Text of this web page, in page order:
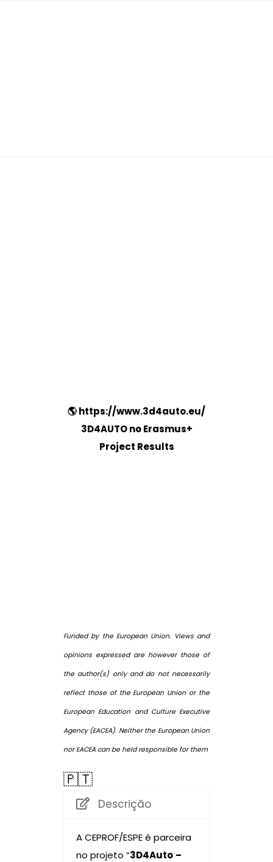
🌎 https://www.3d4auto.eu/
3D4AUTO no Erasmus+
Project Results
Funded by the European Union. Views and
opinions expressed are however those of
the author(s) only and do not necessarily
reflect those of the European Union or the
European Education and Culture Executive
Agency (EACEA). Neither the European Union
nor EACEA can be held responsible for them
🇵🇹
Descrição
A CEPROF/ESPE é parceira
no projeto “3D4Auto –